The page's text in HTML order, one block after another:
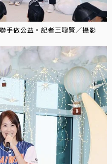
手做公益。記者王聰賢／攝影